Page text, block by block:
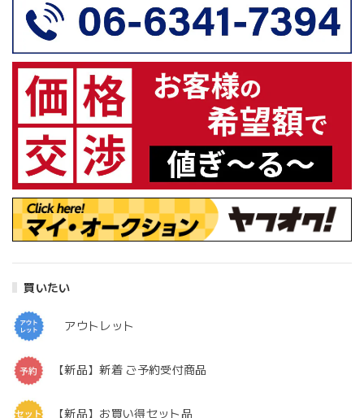
買いたい
アウトレット
【新品】新着 ご予約受付商品
【新品】お買い得セット品